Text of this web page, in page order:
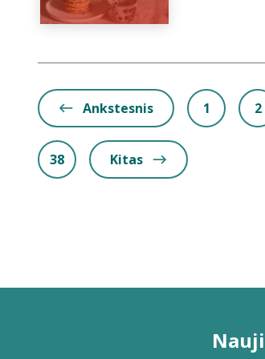
Ankstesnis 1 2
38 Kitas